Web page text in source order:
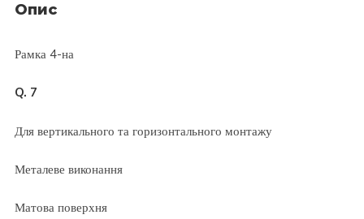
Опис
Рамка 4-на
Q. 7
Для вертикального та горизонтального монтажу
Металеве виконання
Матова поверхня